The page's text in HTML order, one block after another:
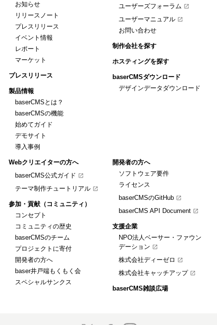
お知らせ
リリースノート
プレスリリース
イベント情報
レポート
マーケット
プレスリリース
製品情報
baserCMSとは？
baserCMSの機能
始めてガイド
デモサイト
導入事例
ユーザーズフォーラム
ユーザーマニュアル
お問い合わせ
制作会社を探す
ホスティングを探す
baserCMSダウンロード
デザインデータダウンロード
Webクリエイターの方へ
baserCMS公式ガイド
テーマ制作チュートリアル
参加・貢献（コミュニティ）
コンセプト
コミュニティの歴史
baserCMSのチーム
プロジェクトに寄付
開発者の方へ
baser井戸端もくもく会
スペシャルサンクス
開発者の方へ
ソフトウェア要件
ライセンス
baserCMSのGitHub
baserCMS API Document
支援企業
NPO法人ベーサー・ファウン
デーション
株式会社ディーゼロ
株式会社キャッチアップ
baserCMS雑談広場